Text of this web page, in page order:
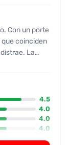
Con un porte
que coinciden
La
también
a aclarar
lo que
Se le
y el aguante
son la
de mantener
4.5
4.0
4.0
4.0